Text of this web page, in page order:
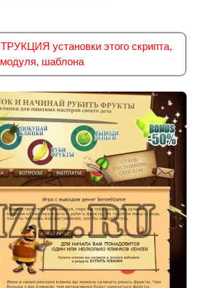
установки этого скрипта,
модуля, шаблона